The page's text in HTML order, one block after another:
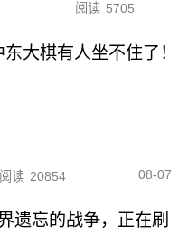
阅读 5705
大棋有人坐不住了！
阅读 20854 08-07
遗忘的战争，正在刷